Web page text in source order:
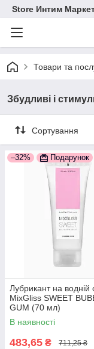
Store Интим
Товари та
Збудливі і
Сортування
–32% Подарунок
Лубрикант на водній
MixGliss SWEET
GUM (70 мл)
777Store.com.ua
В наявності
483,65 ₴ 711,25 ₴